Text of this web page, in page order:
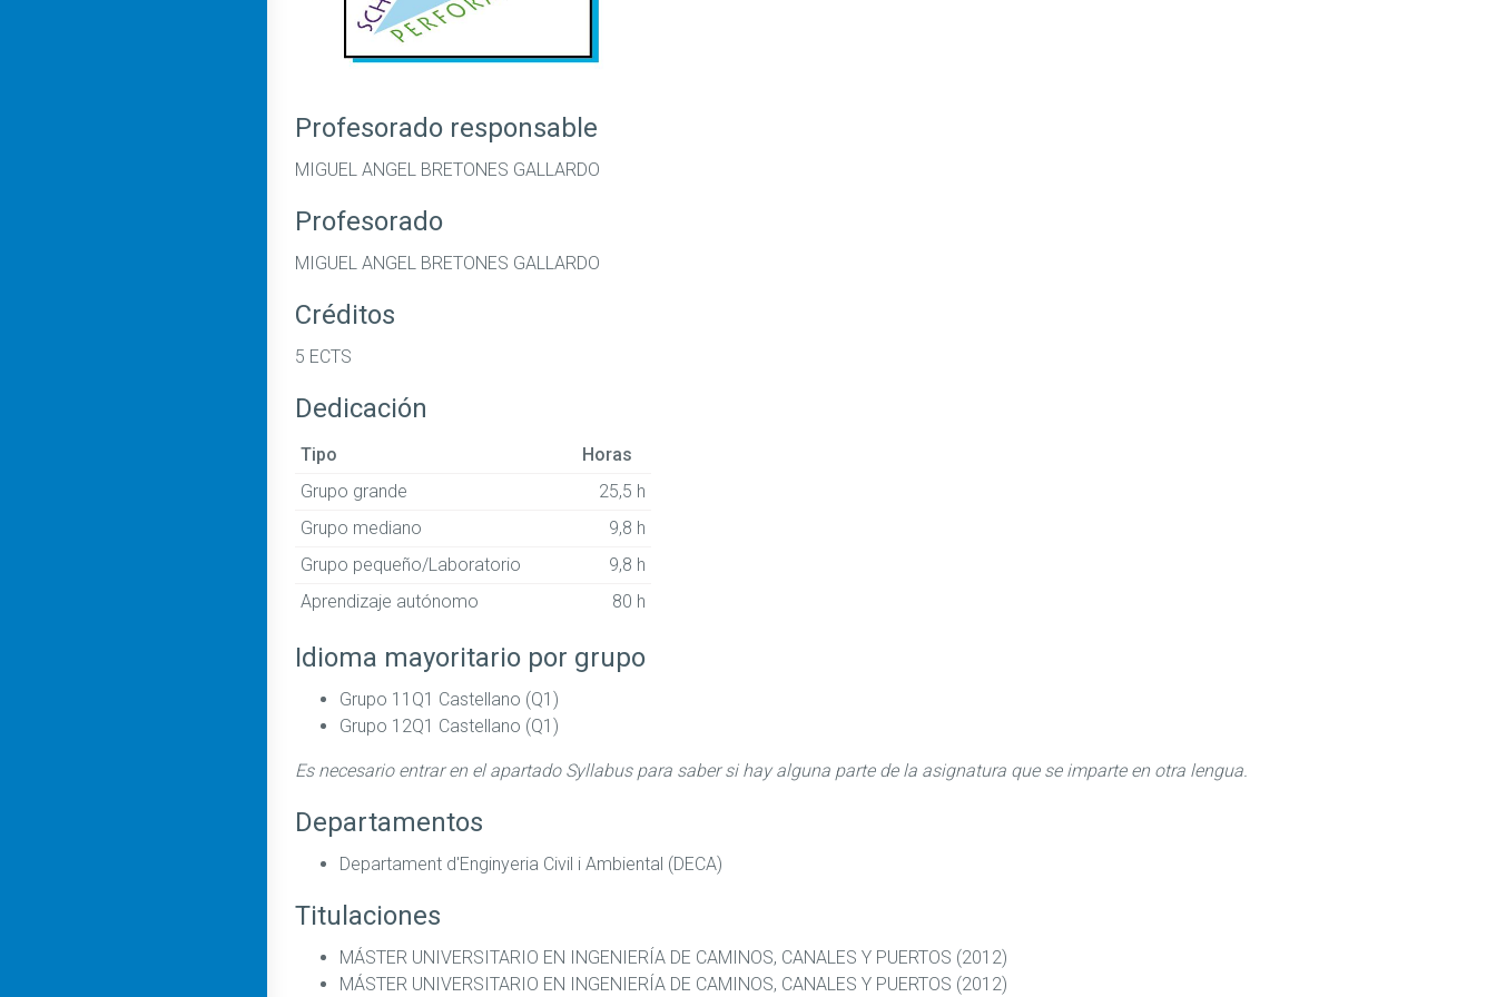
Profesorado responsable
MIGUEL ANGEL BRETONES GALLARDO
Profesorado
MIGUEL ANGEL BRETONES GALLARDO
Créditos
5 ECTS
Dedicación
Tipo
Horas
Grupo grande
25,5 h
Grupo mediano
9,8 h
Grupo pequeño/Laboratorio
9,8 h
Aprendizaje autónomo
80 h
Idioma mayoritario por grupo
Grupo 11Q1 Castellano (Q1)
Grupo 12Q1 Castellano (Q1)
Es necesario entrar en el apartado Syllabus para saber si hay alguna parte de la asignatura que se imparte en otra lengua.
Departamentos
Departament d'Enginyeria Civil i Ambiental (DECA)
Titulaciones
MÁSTER UNIVERSITARIO EN INGENIERÍA DE CAMINOS, CANALES Y PUERTOS (2012)
MÁSTER UNIVERSITARIO EN INGENIERÍA DE CAMINOS, CANALES Y PUERTOS (2012)